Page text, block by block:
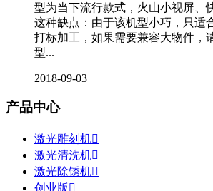
型为当下流行款式，火山小视屏、
这种缺点：由于该机型小巧，只适
打标加工，如果需要兼容大物件，
型...
2018-09-03
产品中心
激光雕刻机
激光清洗机
激光除锈机
创业版 